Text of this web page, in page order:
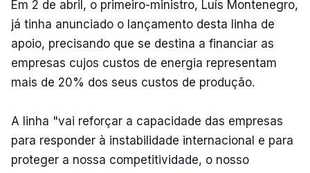
Em 2 de abril, o primeiro-ministro, Luís Montenegro,
já tinha anunciado o lançamento desta linha de
apoio, precisando que se destina a financiar as
empresas cujos custos de energia representam
mais de 20% dos seus custos de produção.
A linha "vai reforçar a capacidade das empresas
para responder à instabilidade internacional e para
proteger a nossa competitividade, o nosso